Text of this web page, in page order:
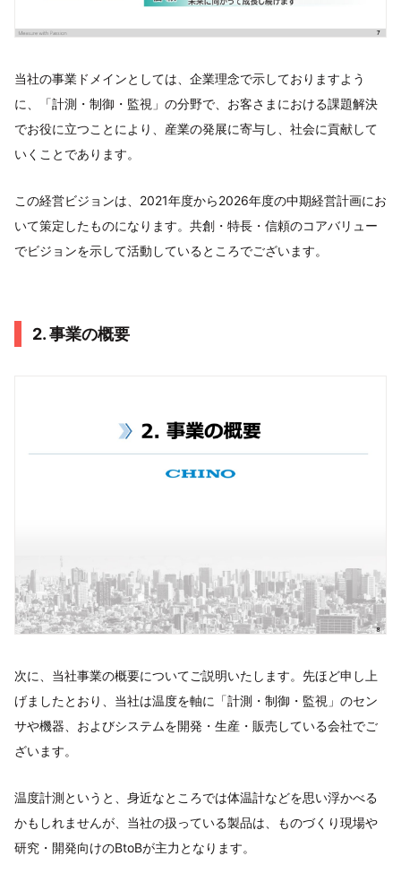
当社の事業ドメインとしては、企業理念で示しておりますよう
に、「計測・制御・監視」の分野で、お客さまにおける課題解決
でお役に立つことにより、産業の発展に寄与し、社会に貢献して
いくことであります。
この経営ビジョンは、2021年度から2026年度の中期経営計画にお
いて策定したものになります。共創・特長・信頼のコアバリュー
でビジョンを示して活動しているところでございます。
2. 事業の概要
次に、当社事業の概要についてご説明いたします。先ほど申し上
げましたとおり、当社は温度を軸に「計測・制御・監視」のセン
サや機器、およびシステムを開発・生産・販売している会社でご
ざいます。
温度計測というと、身近なところでは体温計などを思い浮かべる
かもしれませんが、当社の扱っている製品は、ものづくり現場や
研究・開発向けのBtoBが主力となります。